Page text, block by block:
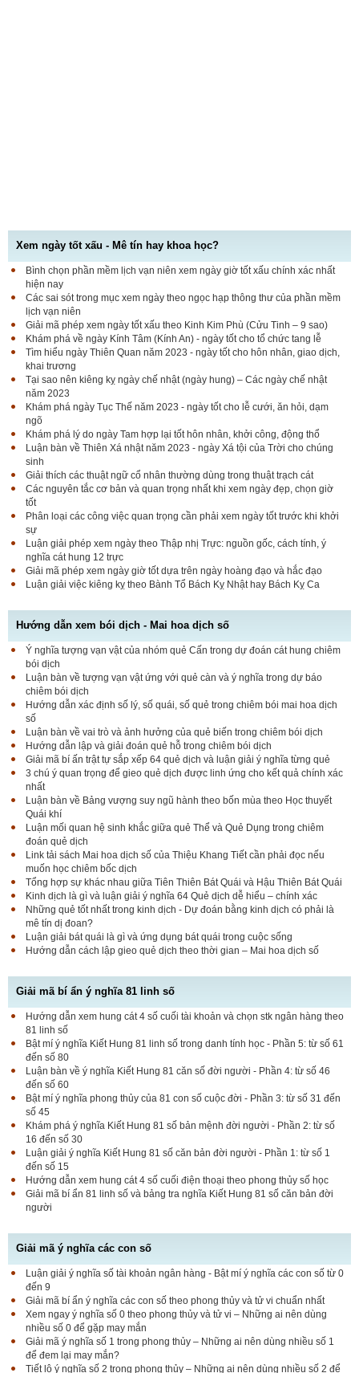
Xem ngày tốt xấu - Mê tín hay khoa học?
Bình chọn phần mềm lịch vạn niên xem ngày giờ tốt xấu chính xác nhất
hiện nay
Các sai sót trong mục xem ngày theo ngọc hạp thông thư của phần mềm
lịch vạn niên
Giải mã phép xem ngày tốt xấu theo Kinh Kim Phù (Cửu Tinh – 9 sao)
Khám phá về ngày Kính Tâm (Kính An) - ngày tốt cho tổ chức tang lễ
Tìm hiểu ngày Thiên Quan năm 2023 - ngày tốt cho hôn nhân, giao dịch,
khai trương
Tại sao nên kiêng kỵ ngày chế nhật (ngày hung) – Các ngày chế nhật
năm 2023
Khám phá ngày Tục Thế năm 2023 - ngày tốt cho lễ cưới, ăn hỏi, dạm
ngõ
Khám phá lý do ngày Tam hợp lại tốt hôn nhân, khởi công, động thổ
Luận bàn về Thiên Xá nhật năm 2023 - ngày Xá tội của Trời cho chúng
sinh
Giải thích các thuật ngữ cổ nhân thường dùng trong thuật trạch cát
Các nguyên tắc cơ bản và quan trọng nhất khi xem ngày đẹp, chọn giờ
tốt
Phân loại các công việc quan trọng cần phải xem ngày tốt trước khi khởi
sự
Luận giải phép xem ngày theo Thập nhị Trực: nguồn gốc, cách tính, ý
nghĩa cát hung 12 trực
Giải mã phép xem ngày giờ tốt dựa trên ngày hoàng đạo và hắc đạo
Luận giải việc kiêng kỵ theo Bành Tổ Bách Kỵ Nhật hay Bách Kỵ Ca
Hướng dẫn xem bói dịch - Mai hoa dịch số
Ý nghĩa tượng vạn vật của nhóm quẻ Cấn trong dự đoán cát hung chiêm
bói dịch
Luận bàn về tượng vạn vật ứng với quẻ càn và ý nghĩa trong dự báo
chiêm bói dịch
Hướng dẫn xác định số lý, số quái, số quẻ trong chiêm bói mai hoa dịch
số
Luận bàn về vai trò và ảnh hưởng của quẻ biến trong chiêm bói dịch
Hướng dẫn lập và giải đoán quẻ hỗ trong chiêm bói dịch
Giải mã bí ấn trật tự sắp xếp 64 quẻ dịch và luận giải ý nghĩa từng quẻ
3 chú ý quan trọng để gieo quẻ dịch được linh ứng cho kết quả chính xác
nhất
Luận bàn về Bảng vượng suy ngũ hành theo bốn mùa theo Học thuyết
Quái khí
Luận mối quan hệ sinh khắc giữa quẻ Thể và Quẻ Dụng trong chiêm
đoán quẻ dịch
Link tải sách Mai hoa dịch số của Thiệu Khang Tiết cần phải đọc nếu
muốn học chiêm bốc dịch
Tổng hợp sự khác nhau giữa Tiên Thiên Bát Quái và Hậu Thiên Bát Quái
Kinh dịch là gì và luận giải ý nghĩa 64 Quẻ dịch dễ hiểu – chính xác
Những quẻ tốt nhất trong kinh dịch - Dự đoán bằng kinh dịch có phải là
mê tín dị đoan?
Luận giải bát quái là gì và ứng dụng bát quái trong cuộc sống
Hướng dẫn cách lập gieo quẻ dịch theo thời gian – Mai hoa dịch số
Giải mã bí ẩn ý nghĩa 81 linh số
Hướng dẫn xem hung cát 4 số cuối tài khoản và chọn stk ngân hàng theo
81 linh số
Bật mí ý nghĩa Kiết Hung 81 linh số trong danh tính học - Phần 5: từ số 61
đến số 80
Luận bàn về ý nghĩa Kiết Hung 81 căn số đời người - Phần 4: từ số 46
đến số 60
Bật mí ý nghĩa phong thủy của 81 con số cuộc đời - Phần 3: từ số 31 đến
số 45
Khám phá ý nghĩa Kiết Hung 81 số bản mệnh đời người - Phần 2: từ số
16 đến số 30
Luận giải ý nghĩa Kiết Hung 81 số căn bản đời người - Phần 1: từ số 1
đến số 15
Hướng dẫn xem hung cát 4 số cuối điện thoại theo phong thủy số học
Giải mã bí ẩn 81 linh số và bảng tra nghĩa Kiết Hung 81 số căn bản đời
người
Giải mã ý nghĩa các con số
Luận giải ý nghĩa số tài khoản ngân hàng - Bật mí ý nghĩa các con số từ 0
đến 9
Giải mã bí ẩn ý nghĩa các con số theo phong thủy và tử vi chuẩn nhất
Xem ngay ý nghĩa số 0 theo phong thủy và tử vi – Những ai nên dùng
nhiều số 0 để gặp may mắn
Giải mã ý nghĩa số 1 trong phong thủy – Những ai nên dùng nhiều số 1
để đem lại may mắn?
Tiết lộ ý nghĩa số 2 trong phong thủy – Những ai nên dùng nhiều số 2 để